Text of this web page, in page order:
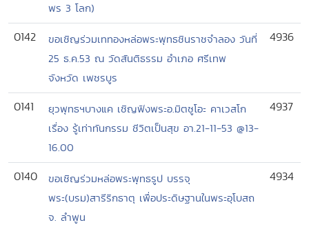
พร 3 โลก)
0142
ขอเชิญร่วมเททองหล่อพระพุทธชินราชจำลอง วันที่
25 ธ.ค.53 ณ วัดสันติธรรม อำเภอ ศรีเทพ
จังหวัด เพชรบูร
4936
0141
ยุวพุทธฯบางแค เชิญฟังพระอ.มิตซูโอะ คาเวสโก
เรื่อง รู้เท่าทันกรรม ชีวิตเป็นสุข อา.21-11-53 @13-
16.00
4937
0140
ขอเชิญร่วมหล่อพระพุทธรูป บรรจุ
พระ(บรม)สารีริกธาตุ เพื่อประดิษฐานในพระอุโบสถ
จ. ลำพูน
4934